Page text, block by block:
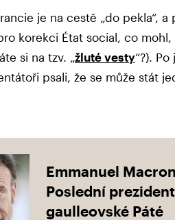
je na cestě „do pekla“, a
korekci État social, co mohl,
si na tzv. „ žluté vesty“?).
psali, že se může stát
Emmanuel
Poslední
gaulleovské Páté